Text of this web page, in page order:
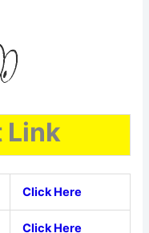
Link
Click Here
Click Here